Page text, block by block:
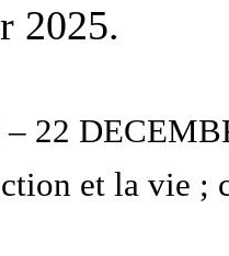
2025.
22
et la vie